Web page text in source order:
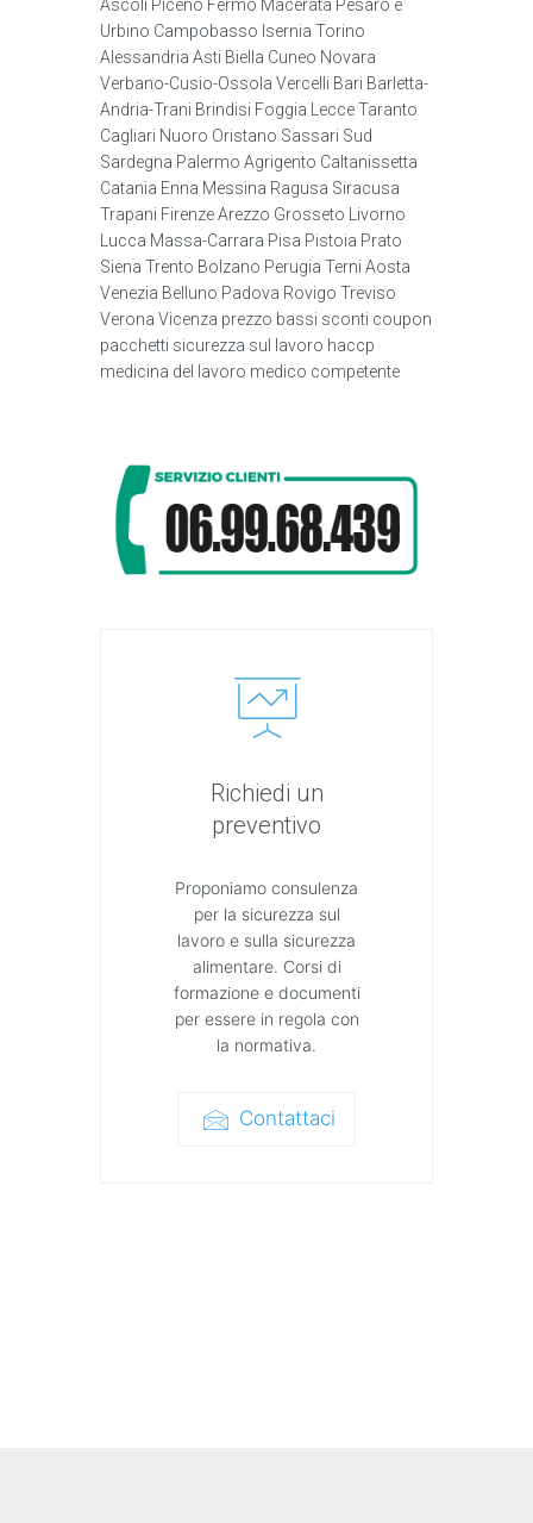
Ascoli Piceno Fermo Macerata Pesaro e
Urbino Campobasso Isernia Torino
Alessandria Asti Biella Cuneo Novara
Verbano-Cusio-Ossola Vercelli Bari Barletta-
Andria-Trani Brindisi Foggia Lecce Taranto
Cagliari Nuoro Oristano Sassari Sud
Sardegna Palermo Agrigento Caltanissetta
Catania Enna Messina Ragusa Siracusa
Trapani Firenze Arezzo Grosseto Livorno
Lucca Massa-Carrara Pisa Pistoia Prato
Siena Trento Bolzano Perugia Terni Aosta
Venezia Belluno Padova Rovigo Treviso
Verona Vicenza prezzo bassi sconti coupon
pacchetti sicurezza sul lavoro haccp
medicina del lavoro medico competente
Richiedi un
preventivo
Proponiamo consulenza
per la sicurezza sul
lavoro e sulla sicurezza
alimentare. Corsi di
formazione e documenti
per essere in regola con
la normativa.
Contattaci